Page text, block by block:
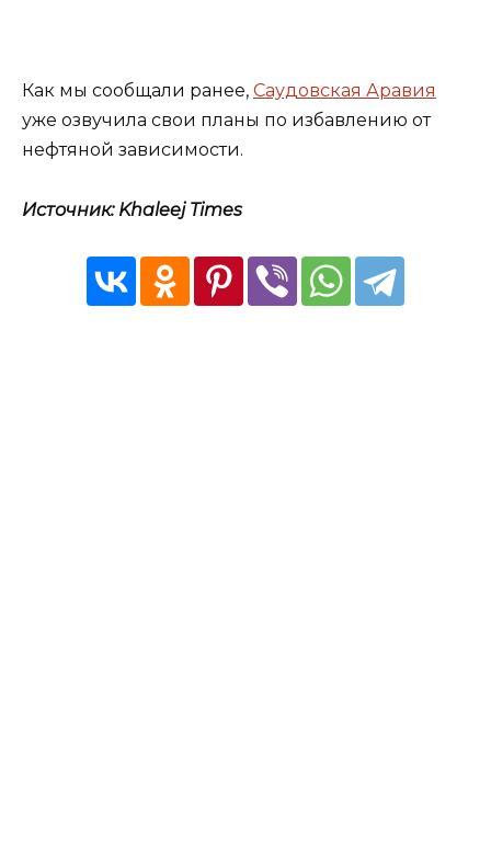
Как мы сообщали ранее, Саудовская Аравия
уже озвучила свои планы по избавлению от
нефтяной зависимости.
Источник: Khaleej Times